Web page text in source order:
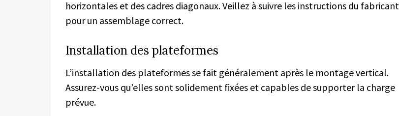
horizontales et des cadres diagonaux. Veillez à suivre les instructions du fabricant
pour un assemblage correct.
Installation des plateformes
L’installation des plateformes se fait généralement après le montage vertical.
Assurez-vous qu’elles sont solidement fixées et capables de supporter la charge
prévue.